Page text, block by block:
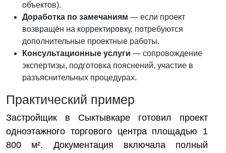
объектов).
Доработка по замечаниям — если проект
возвращён на корректировку, потребуются
дополнительные проектные работы.
Консультационные услуги — сопровождение
экспертизы, подготовка пояснений, участие в
разъяснительных процедурах.
Практический пример
Застройщик в Сыктывкаре готовил проект
одноэтажного торгового центра площадью 1
800 м². Документация включала полный